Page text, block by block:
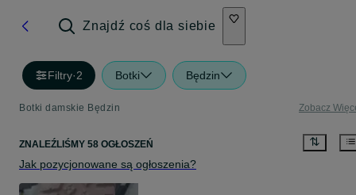
Znajdź coś dla siebie
Filtry·2 Botki Będzin
Botki damskie Będzin Zobacz
ZNALEŹLIŚMY 58 OGŁOSZEŃ
Jak pozycjonowane są ogłoszenia?